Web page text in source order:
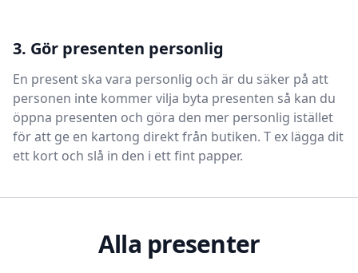
3. Gör presenten personlig
En present ska vara personlig och är du säker på att
personen inte kommer vilja byta presenten så kan du
öppna presenten och göra den mer personlig istället
för att ge en kartong direkt från butiken. T ex lägga dit
ett kort och slå in den i ett fint papper.
Alla presenter